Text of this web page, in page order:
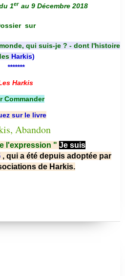
1er au 9 Décembre 2018
sur
qui suis-je ? - dont l'histoire
Harkis)
*******
Harkis
Commander
sur le livre
l'expression " Je suis
, qui a été depuis adoptée par
de Harkis.